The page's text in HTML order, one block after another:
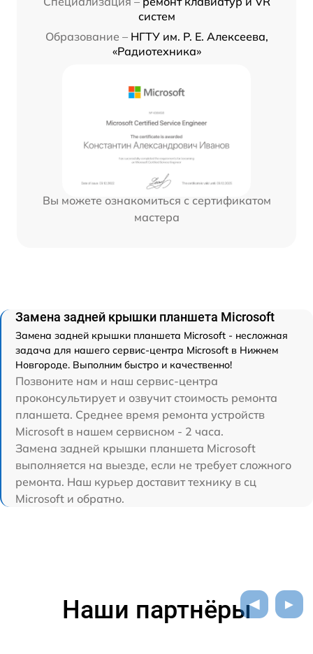
систем
Образование – НГТУ им. Р. Е. Алексеева,
«Радиотехника»
Вы можете ознакомиться с сертификатом
мастера
Замена задней крышки планшета Microsoft
Замена задней крышки планшета Microsoft - несложная
задача для нашего сервис-центра Microsoft в Нижнем
Новгороде. Выполним быстро и качественно!
Позвоните нам и наш сервис-центра
проконсультирует и озвучит стоимость ремонта
планшета. Среднее время ремонта устройств
Microsoft в нашем сервисном - 2 часа.
Замена задней крышки планшета Microsoft
выполняется на выезде, если не требует сложного
ремонта. Наш курьер доставит технику в сц
Microsoft и обратно.
Наши партнёры